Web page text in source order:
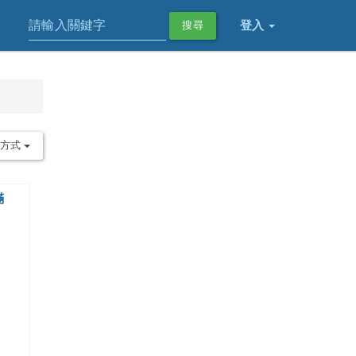
登入
搜尋
式